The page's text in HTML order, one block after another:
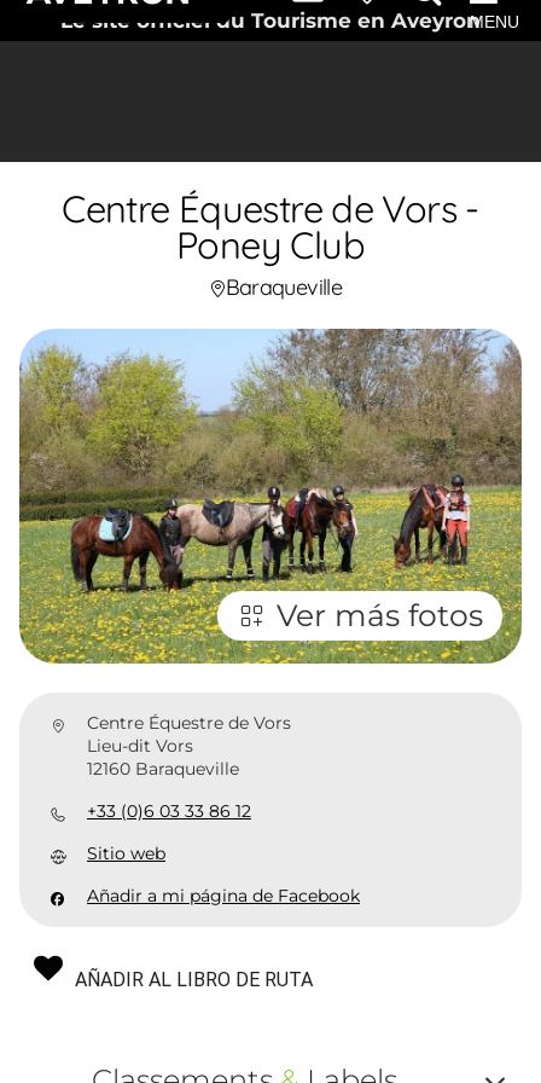
Le site officiel du Tourisme en AveyronMENU
Centre Équestre de Vors -
Poney Club
Baraqueville
Ver más fotos
Centre Équestre de Vors
Lieu-dit Vors
12160 Baraqueville
+33 (0)6 03 33 86 12
Sitio web
Añadir a mi página de Facebook
AÑADIR AL LIBRO DE RUTA